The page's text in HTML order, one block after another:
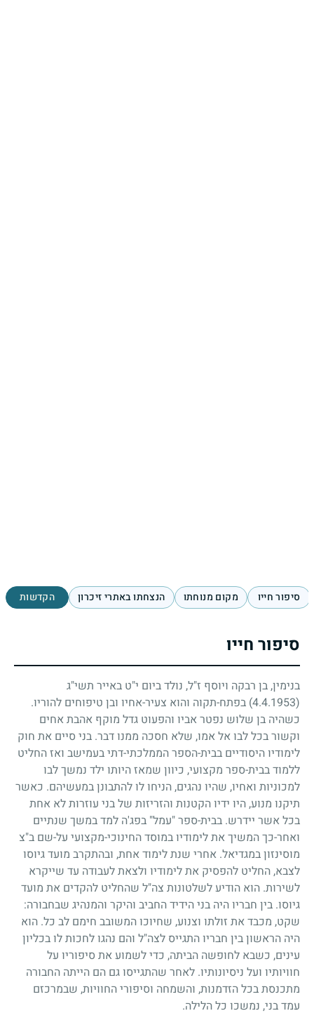
סיפור חייו מקום מנוחתו הנצחתו באתרי זיכרון הקדשות
סיפור חייו
בנימין, בן רבקה ויוסף ז"ל, נולד ביום י"ט באייר תשי"ג
(4.4.1953)
בפתח-תקוה והוא צעיר-אחיו ובן טיפוחים להוריו.
כשהיה בן שלוש נפטר אביו והפעוט גדל מוקף אהבת אחים
וקשור בכל לבו אל אמו, שלא חסכה ממנו דבר. בני סיים את חוק
לימודיו היסודיים בבית-הספר הממלכתי-דתי בעמישב ואז החליט
ללמוד בבית-ספר מקצועי, כיוון שמאז היותו ילד נמשך לבו
למכוניות ואחיו, שהיו נהגים, הניחו לו להתבונן במעשיהם. כאשר
תיקנו מנוע, היו ידיו הקטנות והזריזות של בני עוזרות לא אחת
בכל אשר יידרש. בבית-ספר "עמל" בפג'ה למד במשך שנתיים
ואחר-כך המשיך את לימודיו במוסד החינוכי-מקצועי על-שם ב"צ
מוסינזון במגדיאל. אחרי שנת לימוד אחת, ובהתקרב מועד גיוסו
לצבא, החליט להפסיק את לימודיו ולצאת לעבודה עד שייקרא
לשירות. הוא הודיע לשלטונות צה"ל שהחליט להקדים את מועד
גיוסו. בין חבריו היה בני הידיד החביב והיקר והמנהיג שבחבורה:
שקט, מכבד את זולתו וצנוע, שחיוכו המשובב חימם לב כל. הוא
היה הראשון בין חבריו התגייס לצה"ל והם נהגו לחכות לו בכליון
עינים, כשבא לחופשה הביתה, כדי לשמוע את סיפוריו על
חוויותיו ועל ניסיונותיו. לאחר שהתגייסו גם הם הייתה החבורה
מתכנסת בכל הזדמנות, והשמחה וסיפורי החוויות, שבמרכזם
עמד בני, נמשכו כל הלילה.